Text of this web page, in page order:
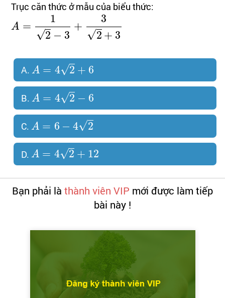
Trục căn thức ở mẫu của biểu thức:
A =
1
2
√ − 3
+
3
2
√ + 3
A. A = 4 2
√ + 6
B. A = 4 2
√ − 6
C. A = 6 − 4 2
√
D.A = 4 2
√ + 12
Bạn phải là thành viên VIP mới được làm tiếp
bài này !